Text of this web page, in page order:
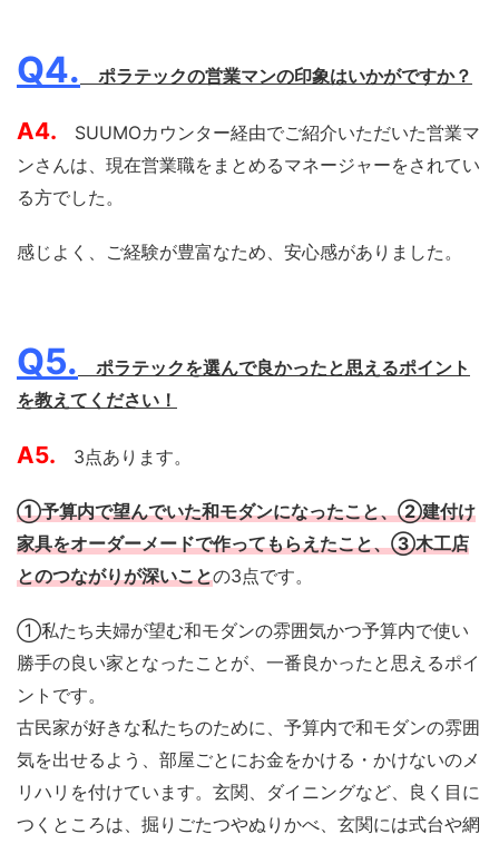
Q4. ポラテックの営業マンの印象はいかがですか？
A4. SUUMOカウンター経由でご紹介いただいた営業マ
ンさんは、現在営業職をまとめるマネージャーをされてい
る方でした。
感じよく、ご経験が豊富なため、安心感がありました。
Q5.
ポラテックを選んで良かったと思えるポイント
を教えてください！
A5. 3点あります。
①予算内で望んでいた和モダンになったこと、②建付け
家具をオーダーメードで作ってもらえたこと、③木工店
とのつながりが深いことの3点です。
①私たち夫婦が望む和モダンの雰囲気かつ予算内で使い
勝手の良い家となったことが、一番良かったと思えるポイ
ントです。
古民家が好きな私たちのために、予算内で和モダンの雰囲
気を出せるよう、部屋ごとにお金をかける・かけないのメ
リハリを付けています。玄関、ダイニングなど、良く目に
つくところは、掘りごたつやぬりかべ、玄関には式台や網